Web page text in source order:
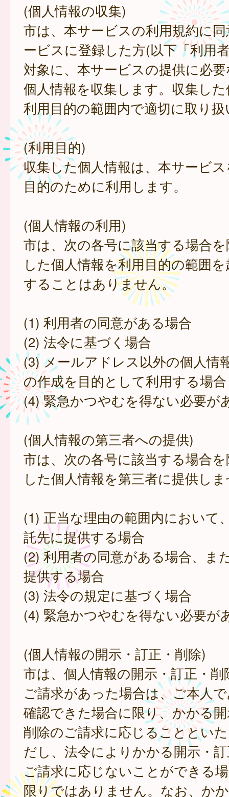
(個人情報の収集)
市は、本サービスの利用規約に
ービスに登録した方(以下「利用
対象に、本サービスの提供に必
個人情報を収集します。収集し
利用目的の範囲内で適切に取り
(利用目的)
収集した個人情報は、本サービ
目的のために利用します。
(個人情報の利用)
市は、次の各号に該当する場合
した個人情報を利用目的の範囲
することはありません。
(1) 利用者の同意がある場合
(2) 法令に基づく場合
(3) メールアドレス以外の個人情
の作成を目的として利用する場合
(4) 緊急かつやむを得ない必要が
(個人情報の第三者への提供)
市は、次の各号に該当する場合
した個人情報を第三者に提供し
(1) 正当な理由の範囲内において
託先に提供する場合
(2) 利用者の同意がある場合、ま
提供する場合
(3) 法令の規定に基づく場合
(4) 緊急かつやむを得ない必要が
(個人情報の開示・訂正・削除)
市は、個人情報の開示・訂正・
ご請求があった場合は、ご本人
確認できた場合に限り、かかる
削除のご請求に応じることとい
だし、法令によりかかる開示・
ご請求に応じないことができる
限りではありません。なお、か